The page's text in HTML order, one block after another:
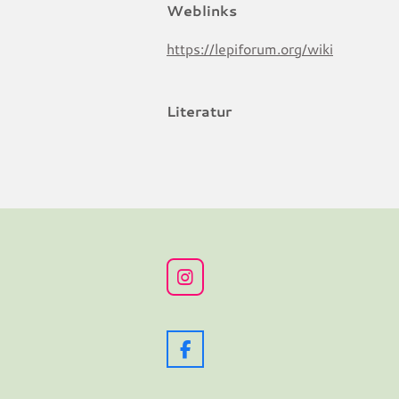
Weblinks
https://lepiforum.org/wiki
Literatur
I
n
t
a
g
F
a